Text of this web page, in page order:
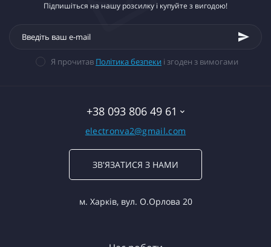
Підпишіться на нашу розсилку і купуйте з вигодою!
Я прочитав Політика безпеки і згоден з вимогами
+38 093 806 49 61
electronva2@gmail.com
ЗВ'ЯЗАТИСЯ З НАМИ
м. Харків, вул. О.Орлова 20